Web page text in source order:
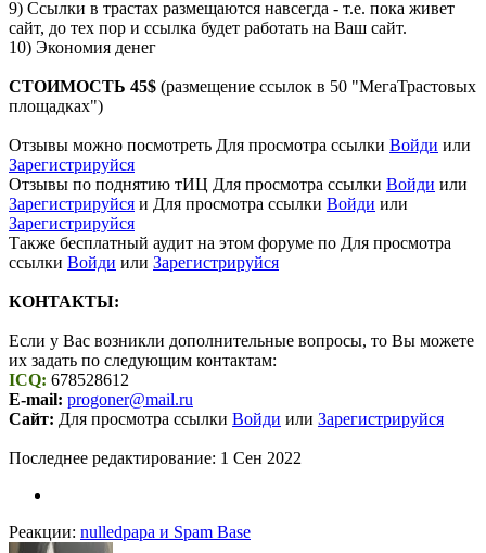
9) Ссылки в трастах размещаются навсегда - т.е. пока живет
сайт, до тех пор и ссылка будет работать на Ваш сайт.
10) Экономия денег
СТОИМОСТЬ 45$ (размещение ссылок в 50 "МегаТрастовых
площадках")
Отзывы можно посмотреть Для просмотра ссылки Войди или
Зарегистрируйся
Отзывы по поднятию тИЦ Для просмотра ссылки Войди или
Зарегистрируйся и Для просмотра ссылки Войди или
Зарегистрируйся
Также бесплатный аудит на этом форуме по Для просмотра
ссылки Войди или Зарегистрируйся
КОНТАКТЫ:
Если у Вас возникли дополнительные вопросы, то Вы можете
их задать по следующим контактам:
ICQ: 678528612
E-mail: progoner@mail.ru
Сайт: Для просмотра ссылки Войди или Зарегистрируйся
Последнее редактирование: 1 Сен 2022
Реакции: nulledpapa и Spam Base